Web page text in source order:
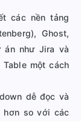
các nền tảng
Ghost,
án như Jira và
một cách
dễ đọc và
hơn so với các